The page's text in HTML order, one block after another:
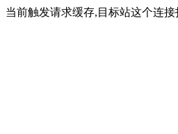
当前触发请求缓存,目标站这个连